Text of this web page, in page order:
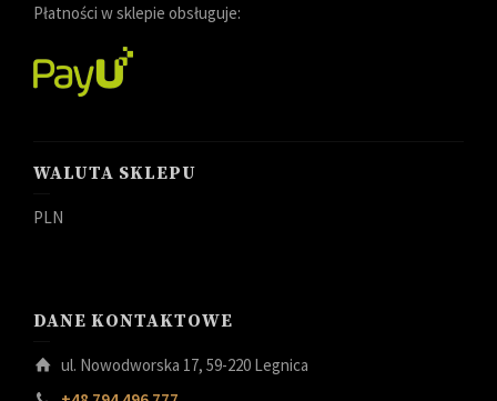
Płatności w sklepie obsługuje:
WALUTA SKLEPU
PLN
DANE KONTAKTOWE
ul. Nowodworska 17, 59-220 Legnica